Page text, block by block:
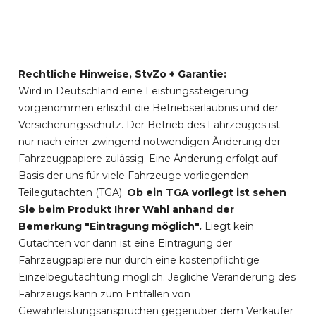
Rechtliche Hinweise, StvZo + Garantie:
Wird in Deutschland eine Leistungssteigerung
vorgenommen erlischt die Betriebserlaubnis und der
Versicherungsschutz. Der Betrieb des Fahrzeuges ist
nur nach einer zwingend notwendigen Änderung der
Fahrzeugpapiere zulässig. Eine Änderung erfolgt auf
Basis der uns für viele Fahrzeuge vorliegenden
Teilegutachten (TGA). Ob ein TGA vorliegt ist sehen
Sie beim Produkt Ihrer Wahl anhand der
Bemerkung "Eintragung möglich". Liegt kein
Gutachten vor dann ist eine Eintragung der
Fahrzeugpapiere nur durch eine kostenpflichtige
Einzelbegutachtung möglich. Jegliche Veränderung des
Fahrzeugs kann zum Entfallen von
Gewährleistungsansprüchen gegenüber dem Verkäufer